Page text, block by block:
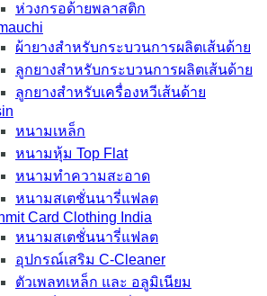
ห่วงกรอด้ายพลาสติก
ผ้ายางสำหรับกระบวนการผลิตเส้นด้าย
ลูกยางสำหรับกระบวนการผลิตเส้นด้าย
ลูกยางสำหรับเครื่องหวีเส้นด้าย
หนามเหล็ก
หนามหุ้ม Top Flat
หนามทำความสะอาด
หนามสเตชั่นนารี่แฟลต
Card Clothing India
หนามสเตชั่นนารี่แฟลต
อุปกรณ์เสริม C-Cleaner
ตัวเพลทเหล็ก และ อลูมิเนียม